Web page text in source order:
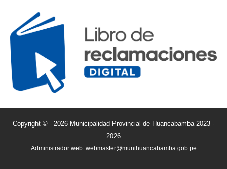
Copyright © - 2026 Municipalidad Provincial de Huancabamba 2023 -
2026
Administrador web: webmaster@munihuancabamba.gob.pe